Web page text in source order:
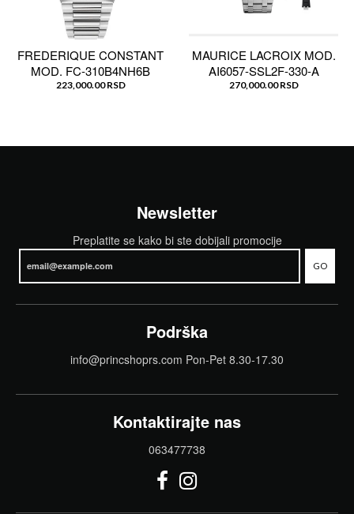
FREDERIQUE CONSTANT
MOD. FC-310B4NH6B
223,000.00 RSD
MAURICE LACROIX MOD.
AI6057-SSL2F-330-A
270,000.00 RSD
Newsletter
Preplatite se kako bi ste dobijali promocije
GO
Podrška
info@princshoprs.com Pon-Pet 8.30-17.30
Kontaktirajte nas
063477738